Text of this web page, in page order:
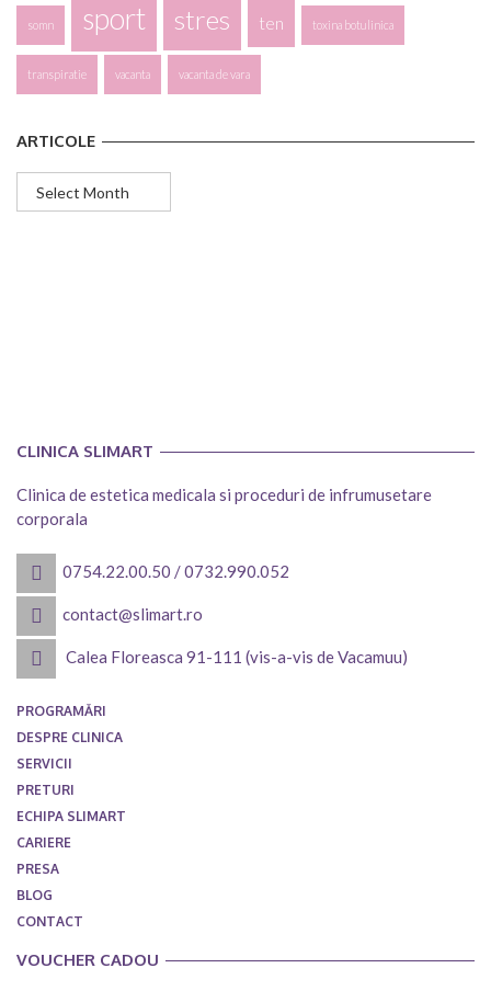
somn sport stres ten toxina botulinica
transpiratie vacanta vacanta de vara
ARTICOLE
Articole
CLINICA SLIMART
Clinica de estetica medicala si proceduri de infrumusetare
corporala
0754.22.00.50 /0732.990.052
contact@slimart.ro
Calea Floreasca 91-111 (vis-a-vis de Vacamuu)
PROGRAMĂRI
DESPRE CLINICA
SERVICII
PRETURI
ECHIPA SLIMART
CARIERE
PRESA
BLOG
CONTACT
VOUCHER CADOU